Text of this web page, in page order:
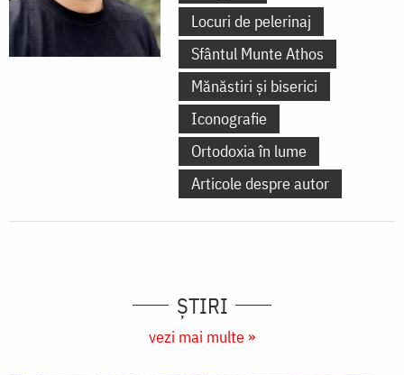
Locuri de pelerinaj
Sfântul Munte Athos
Mănăstiri și biserici
Iconografie
Ortodoxia în lume
Articole despre autor
ȘTIRI
vezi mai multe »